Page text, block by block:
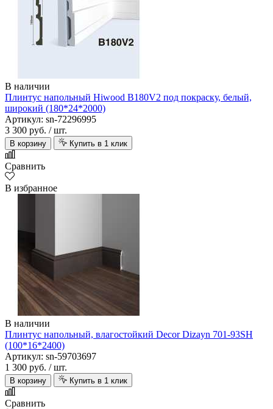
В наличии
Плинтус напольный Hiwood B180V2 под покраску, белый,
широкий (180*24*2000)
Артикул: sn-72296995
3 300 руб. / шт.
В корзину Купить в 1 клик
Сравнить
В избранное
В наличии
Плинтус напольный, влагостойкий Decor Dizayn 701-93SH
(100*16*2400)
Артикул: sn-59703697
1 300 руб. / шт.
В корзину Купить в 1 клик
Сравнить